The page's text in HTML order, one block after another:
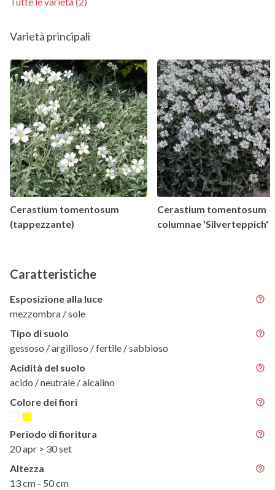
Varietà principali
Cerastium tomentosum
(tappezzante)
Cerastium tomentosum
columnae 'Silverteppich'
Caratteristiche
Esposizione alla luce
mezzombra / sole
Tipo di suolo
gessoso / argilloso / fertile / sabbioso
Acidità del suolo
acido / neutrale / alcalino
Colore dei fiori
Periodo di fioritura
20 apr > 30 set
Altezza
13 cm - 50 cm